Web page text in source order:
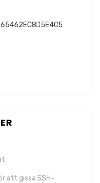
att gissa SSH-